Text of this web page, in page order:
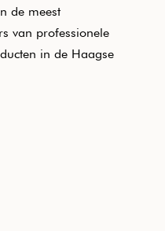
de meest
van professionele
in de Haagse